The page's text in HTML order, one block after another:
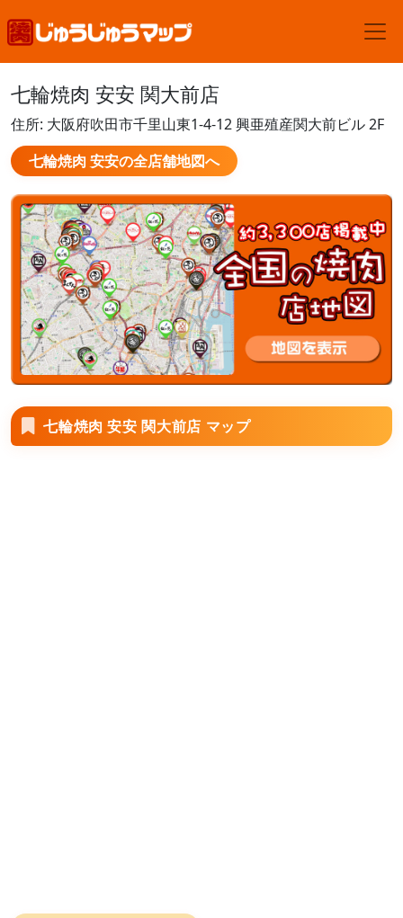
七輪焼肉 安安 関大前店
住所: 大阪府吹田市千里山東1-4-12 興亜殖産関大前ビル 2F
七輪焼肉 安安の全店舗地図へ
七輪焼肉 安安 関大前店 マップ